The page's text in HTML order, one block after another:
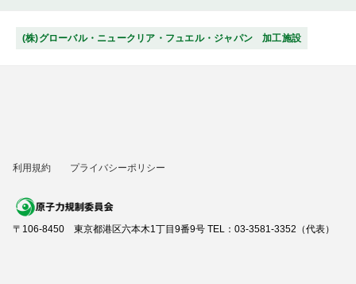
(株)グローバル・ニュークリア・フュエル・ジャパン 加工施設
利用規約 プライバシーポリシー
〒106-8450 東京都港区六本木1丁目9番9号 TEL：03-3581-3352（代表）